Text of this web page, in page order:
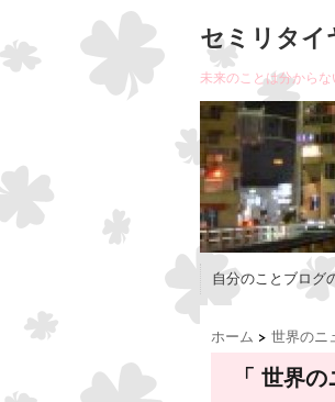
セミリタイ
未来のことは分から
自分のことブログ
ホーム > 世界のニ
「 世界